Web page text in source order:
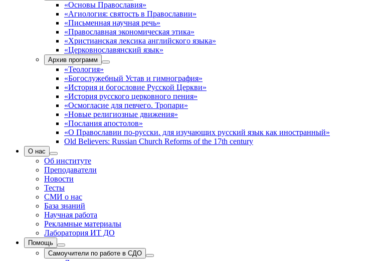
«Основы Православия»
«Агиология: святость в Православии»
«Письменная научная речь»
«Православная экономическая этика»
«Христианская лексика английского языка»
«Церковнославянский язык»
Архив программ
«Теология»
«Богослужебный Устав и гимнография»
«История и богословие Русской Церкви»
«История русского церковного пения»
«Осмогласие для певчего. Тропари»
«Новые религиозные движения»
«Послания апостолов»
«О Православии по-русски. для изучающих русский язык как иностранный»
Old Believers: Russian Church Reforms of the 17th century
О нас
Об институте
Преподаватели
Новости
Тесты
СМИ о нас
База знаний
Научная работа
Рекламные материалы
Лаборатория ИТ ДО
Помощь
Самоучители по работе в СДО